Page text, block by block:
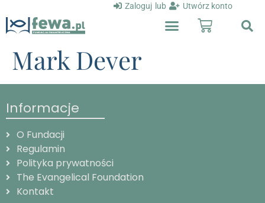
Zaloguj lub Utwórz konto
Mark Dever
Informacje
O Fundacji
Regulamin
Polityka prywatności
The Evangelical Foundation
Kontakt